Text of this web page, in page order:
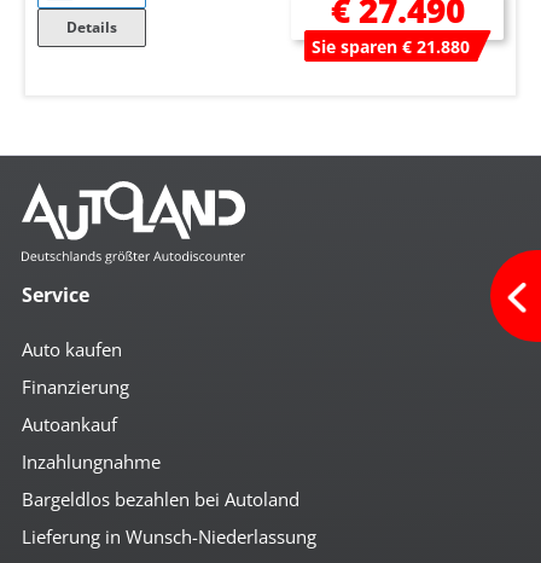
Details € 27.490
Sie sparen € 21.880
Service
Auto kaufen
Finanzierung
Autoankauf
Inzahlungnahme
Bargeldlos bezahlen bei Autoland
Lieferung in Wunsch-Niederlassung